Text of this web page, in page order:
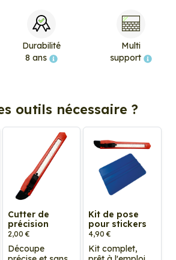
Durabilité
8 ans
Multi
support
outils nécessaire ?
Cutter de
précision
2,00 €
Découpe
Kit de pose
pour stickers
4,90 €
Kit complet,